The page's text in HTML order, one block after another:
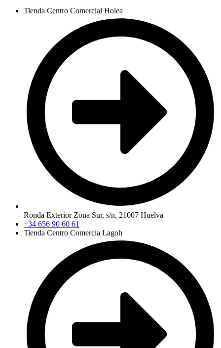
Tienda Centro Comercial Holea
Ronda Exterior Zona Sur, s/n, 21007 Huelva
+34 656 90 60 61
Tienda Centro Comercia Lagoh